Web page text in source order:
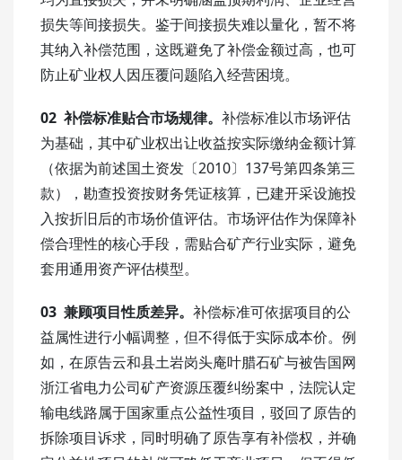
损失等间接损失。鉴于间接损失难以量化，暂不将
其纳入补偿范围，这既避免了补偿金额过高，也可
防止矿业权人因压覆问题陷入经营困境。
02 补偿标准贴合市场规律。 补偿标准以市场评估
为基础，其中矿业权出让收益按实际缴纳金额计算
（依据为前述国土资发〔2010〕137号第四条第三
款），勘查投资按财务凭证核算，已建开采设施投
入按折旧后的市场价值评估。市场评估作为保障补
偿合理性的核心手段，需贴合矿产行业实际，避免
套用通用资产评估模型。
03 兼顾项目性质差异。 补偿标准可依据项目的公
益属性进行小幅调整，但不得低于实际成本价。例
如，在原告云和县土岩岗头庵叶腊石矿与被告国网
浙江省电力公司矿产资源压覆纠纷案中，法院认定
输电线路属于国家重点公益性项目，驳回了原告的
拆除项目诉求，同时明确了原告享有补偿权，并确